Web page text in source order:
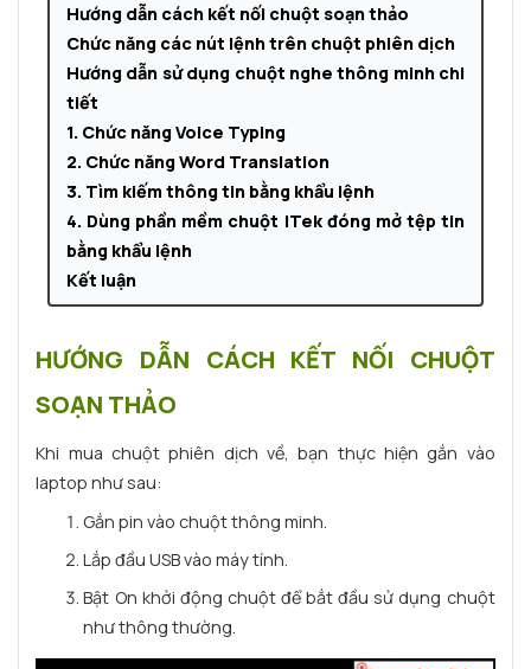
Hướng dẫn cách kết nối chuột soạn thảo
Chức năng các nút lệnh trên chuột phiên dịch
Hướng dẫn sử dụng chuột nghe thông minh chi
tiết
1. Chức năng Voice Typing
2. Chức năng Word Translation
3. Tìm kiếm thông tin bằng khẩu lệnh
4. Dùng phần mềm chuột ITek đóng mở tệp tin
bằng khẩu lệnh
Kết luận
HƯỚNG DẪN CÁCH KẾT NỐI CHUỘT
SOẠN THẢO
Khi mua chuột phiên dịch về, bạn thực hiện gắn vào
laptop như sau:
Gắn pin vào chuột thông minh.
Lắp đầu USB vào máy tính.
Bật On khởi động chuột để bắt đầu sử dụng chuột
như thông thường.